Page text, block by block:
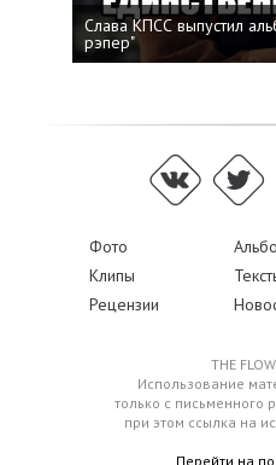
Слава КПСС выпустил
рэпер"
Фото
Клипы
Рецензии
THE
Использование
только с письменного
при этом ссылка на
Перейти на